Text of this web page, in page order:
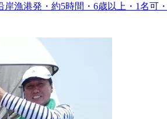
漁港発・約5時間・6歳以上・1名可